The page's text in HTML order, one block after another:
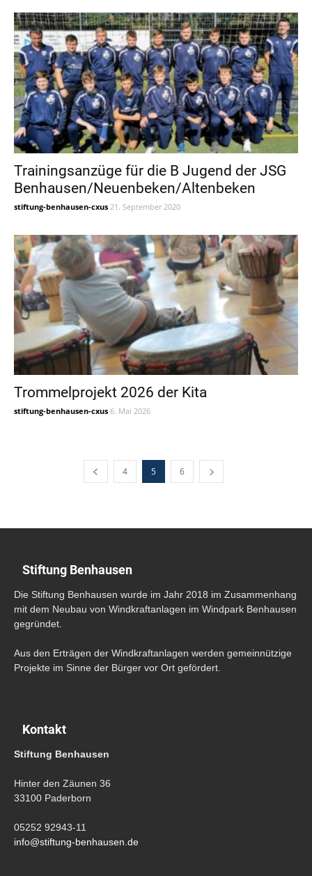
Trainingsanzüge für die B Jugend der JSG
Benhausen/Neuenbeken/Altenbeken
stiftung-benhausen-cxus 21. September 2020
Trommelprojekt 2026 der Kita
stiftung-benhausen-cxus 6. Mai 2026
4 5 6
Stiftung Benhausen
Die Stiftung Benhausen wurde im Jahr 2018 im Zusammenhang
mit dem Neubau von Windkraftanlagen im Windpark Benhausen
gegründet.
Aus den Erträgen der Windkraftanlagen werden gemeinnützige
Projekte im Sinne der Bürger vor Ort gefördert.
Kontakt
Stiftung Benhausen
Hinter den Zäunen 36
33100 Paderborn
05252 92943-11
info@stiftung-benhausen.de